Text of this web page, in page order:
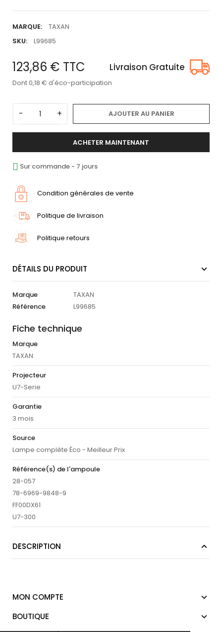
MARQUE:
TAXAN
SKU:
L99685
123,86 € TTC Livraison Gratuite
Dont 0,18 € d'éco-participation
- + AJOUTER AU PANIER
ACHETER MAINTENANT
Sur commande - 7 jours
Condition générales de vente
Politique de livraison
Politique retours
DESCRIPTION
DÉTAILS DU PRODUIT
Marque
TAXAN
Référence
L99685
Fiche technique
Marque
TAXAN
Projecteur
U7-Serie
Garantie
3 mois
Source
Lampe complète Éco - Meilleur Prix
Référence(s) de l'ampoule
28-057
78-6969-9848-9
FF00DX61
U7-300
MON COMPTE
BOUTIQUE